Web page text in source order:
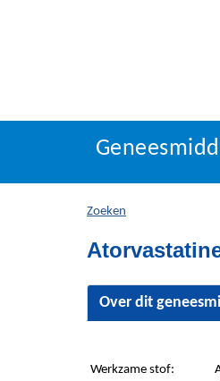
U
hier:
Zoeken
Over dit
Werkzame stof: